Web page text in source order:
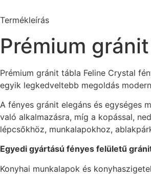
Termékleírás
Prémium
Prémium gránit tábla Feline Crystal
egyik legkedveltebb megoldás
A fényes gránit elegáns és egységes
való alkalmazásra, míg a kopással,
lépcsőkhöz, munkalapokhoz,
Egyedi gyártású fényes felületű
Konyhai munkalapok és